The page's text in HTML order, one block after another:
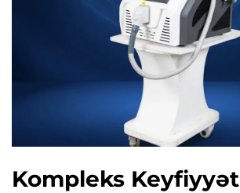
Kompleks Keyfiyyət